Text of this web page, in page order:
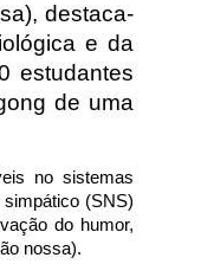
destaca-
e da
estudantes
de uma
​​no sistemas
(SNS)
do humor,
nossa).